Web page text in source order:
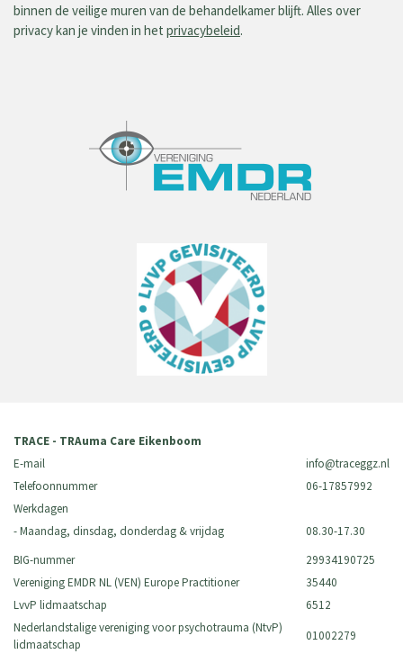
binnen de veilige muren van de behandelkamer blijft. Alles over
privacy kan je vinden in het privacybeleid.
TRACE - TRAuma Care Eikenboom
E-mail
info@traceggz.nl
Telefoonnummer
06-17857992
Werkdagen
- Maandag, dinsdag, donderdag & vrijdag
08.30-17.30
BIG-nummer
29934190725
Vereniging EMDR NL (VEN) Europe Practitioner
35440
LvvP lidmaatschap
6512
Nederlandstalige vereniging voor psychotrauma (NtvP)
lidmaatschap
01002279